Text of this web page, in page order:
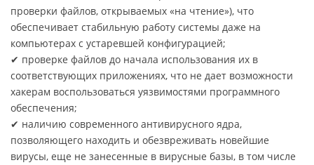
проверки файлов, открываемых «на чтение»), что
обеспечивает стабильную работу системы даже на
компьютерах с устаревшей конфигурацией;
✔ проверке файлов до начала использования их в
соответствующих приложениях, что не дает возможности
хакерам воспользоваться уязвимостями программного
обеспечения;
✔ наличию современного антивирусного ядра,
позволяющего находить и обезвреживать новейшие
вирусы, еще не занесенные в вирусные базы, в том числе